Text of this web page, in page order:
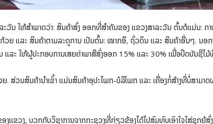
ນ ໃຫ້ສໍາພາດວ່າ: ສິນຄ້າສົ່ງ ອອກທີ່ສໍາຄັນຂອງ ແຂວງສາລະວັນ ຕົ້ນຕໍແມ່ນ: ກ
ວຍ ແລະ ສິນຄ້າຕາມລະດູການ ເປັນຕົ້ນ: ໝາກອຶ, ຖົ່ວດິນ ແລະ ສິນຄ້າອື່ນໆ. ນ
ະ ໃຫ້ຜູ້ປະກອບການເສຍຄ່າພາສີສົ່ງອອກ 15% ແລະ 30% ເພື່ອປິດບັນຊີໄມ້ທີ່ຍັ
ວນສິນຄ້ານໍາເຂົ້າ ແມ່ນສິນຄ້າອຸປະໄພກ-ບໍລິໂພກ ແລະ ເຄື່ອງກໍ່ສ້າງທີ່ບໍ່ສາມາ
ຂວງ, ບວກກັບວິຊາການຈາກກະຊວງທີ່ກ່ຽວຂ້ອງໄດ້ໄປສົມທົບເອົາໃຈໃສ່ຊຸກຍູ້ສົ່